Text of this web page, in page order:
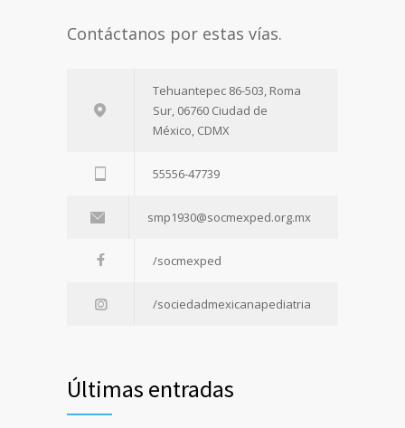
Contáctanos por estas vías.
Tehuantepec 86-503, Roma
Sur, 06760 Ciudad de
México, CDMX
55556-47739
smp1930@socmexped.org.mx
/socmexped
/sociedadmexicanapediatria
Últimas entradas